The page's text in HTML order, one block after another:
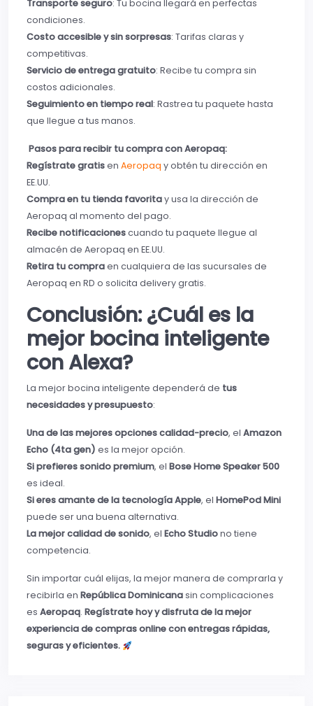
Transporte seguro: Tu bocina llegará en perfectas
condiciones.
Costo accesible y sin sorpresas: Tarifas claras y
competitivas.
Servicio de entrega gratuito: Recibe tu compra sin
costos adicionales.
Seguimiento en tiempo real: Rastrea tu paquete hasta
que llegue a tus manos.
Pasos para recibir tu compra con Aeropaq:
Regístrate gratisen Aeropaq y obtén tu dirección en
EE.UU.
Compra en tu tienda favoritay usa la dirección de
Aeropaq al momento del pago.
Recibe notificacionescuando tu paquete llegue al
almacén de Aeropaq en EE.UU.
Retira tu compraen cualquiera de las sucursales de
Aeropaq en RD o solicita delivery gratis.
Conclusión: ¿Cuál es la
mejor bocina inteligente
con Alexa?
La mejor bocina inteligente dependerá de tus
necesidades y presupuesto:
Una de las mejores opciones calidad-precio, el Amazon
Echo (4ta gen) es la mejor opción.
Si prefieres sonido premium, el Bose Home Speaker 500
es ideal.
Si eres amante de la tecnología Apple, el HomePod Mini
puede ser una buena alternativa.
La mejor calidad de sonido, el Echo Studiono tiene
competencia.
Sin importar cuál elijas, la mejor manera de comprarla y
recibirla en República Dominicanasin complicaciones
es Aeropaq. Regístrate hoy y disfruta de la mejor
experiencia de compras online con entregas rápidas,
seguras y eficientes.